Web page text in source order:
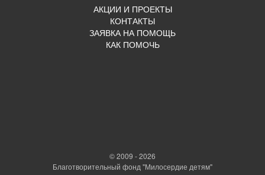
АКЦИИ И ПРОЕКТЫ
КОНТАКТЫ
ЗАЯВКА НА ПОМОЩЬ
КАК ПОМОЧЬ
© 2009 - 2026
Благотворительный фонд "Милосердие детям"